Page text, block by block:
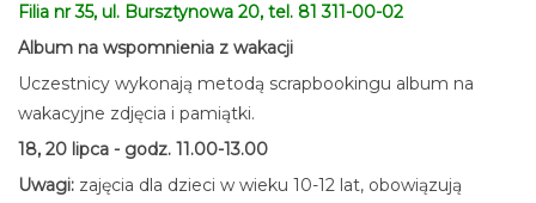
Filia nr 35, ul. Bursztynowa 20, tel. 81 311-00-02
Album na wspomnienia z wakacji
Uczestnicy wykonają metodą scrapbookingu album na
wakacyjne zdjęcia i pamiątki.
18, 20 lipca - godz. 11.00-13.00
Uwagi: zajęcia dla dzieci w wieku 10-12 lat, obowiązują